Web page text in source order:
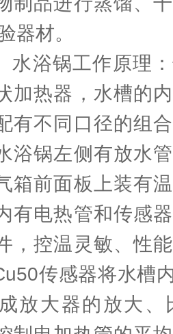
器材。
工作原理：恒
加热器，水槽的
有不同口径的组
浴锅左侧有放水
箱前面板上装有
有电热管和传感
，控温灵敏、性
传感器将水槽
放大器的放大、